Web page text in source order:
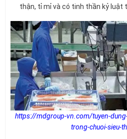
thận, tỉ mỉ và có tinh thần kỷ luật
https://mdgroup-vn.com/tuyen-
trong-chuoi-sieu-